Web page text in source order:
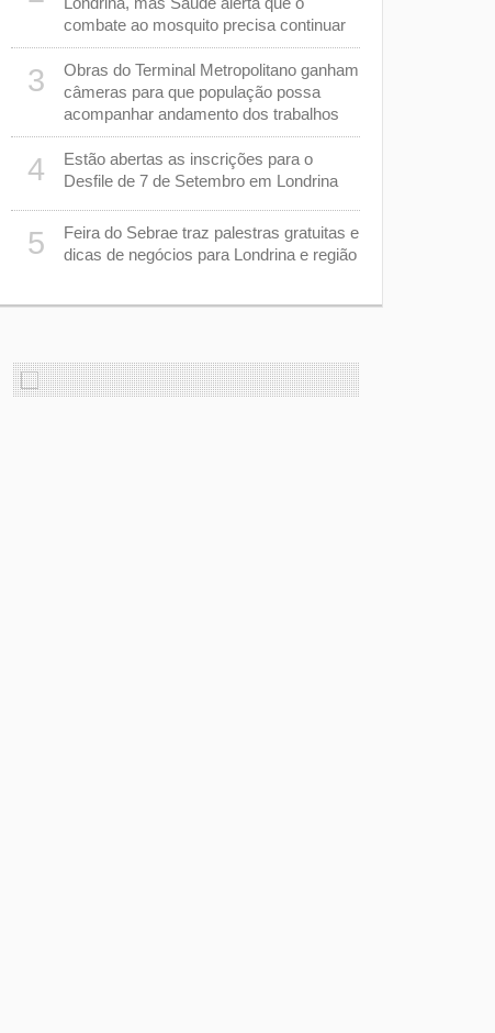
combate ao mosquito precisa continuar
3
Obras do Terminal Metropolitano ganham
câmeras para que população possa
acompanhar andamento dos trabalhos
4
Estão abertas as inscrições para o
Desfile de 7 de Setembro em Londrina
5
Feira do Sebrae traz palestras gratuitas e
dicas de negócios para Londrina e região